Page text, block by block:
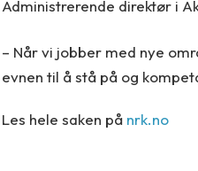
Administrerende direktør i
– Når vi jobber med nye
evnen til å stå på og
Les hele saken på nrk.no